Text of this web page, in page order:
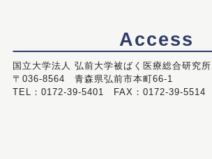
Access
国立大学法人 弘前大学被ばく医療総合研究所
〒036-8564 青森県弘前市本町66-1
TEL：0172-39-5401 FAX：0172-39-5514